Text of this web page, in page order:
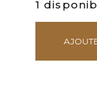
1
quantité
de